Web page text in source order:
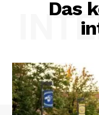
Das